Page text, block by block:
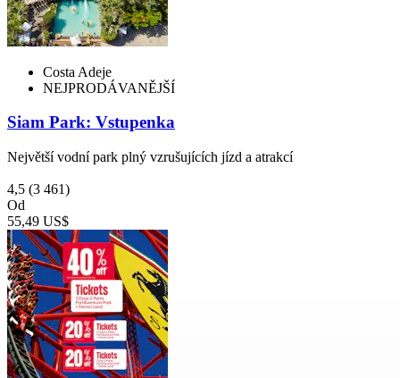
Costa Adeje
NEJPRODÁVANĚJŠÍ
Siam Park: Vstupenka
Největší vodní park plný vzrušujících jízd a atrakcí
4,5 (3 461)
Od
55,49 US$